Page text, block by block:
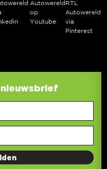
Autowereld
op
Youtube
RTL
Autowereld
via
Pinterest